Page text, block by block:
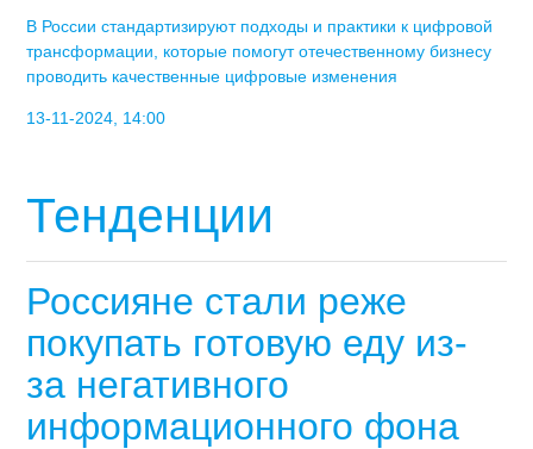
В России стандартизируют подходы и практики к цифровой
трансформации, которые помогут отечественному бизнесу
проводить качественные цифровые изменения
13-11-2024, 14:00
Тенденции
Россияне стали реже
покупать готовую еду из-
за негативного
информационного фона